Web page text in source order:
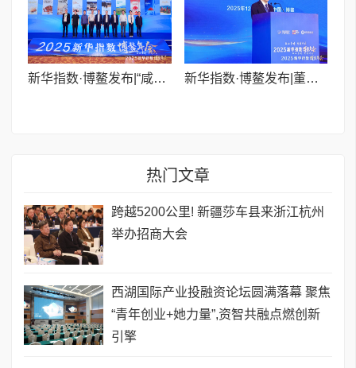
新华指数·博鳌发布|“咸阳茯茶”价格指数博鳌亮相 为产业发展注入“数据动能” 新华指数·博鳌发布|董忠文：文化为魂 健康为本 产业为基 咸阳茯茶是秦人献给世界的一份礼物
热门文章
跨越5200公里! 新疆莎车县来浙江杭州
举办招商大会
西湖国际产业投融资论坛圆满落幕 聚焦
“青年创业+她力量”,资智共融点燃创新
引擎